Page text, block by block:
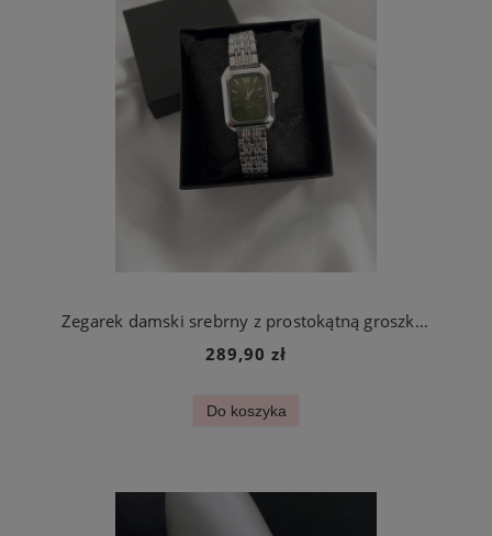
Zegarek damski srebrny z prostokątną groszkową tarczą stal chirurgiczna
289,90 zł
Do koszyka